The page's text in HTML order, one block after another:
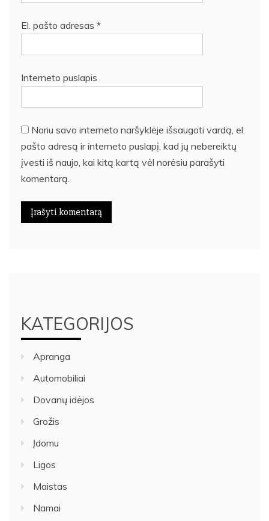
El. pašto adresas *
Interneto puslapis
Noriu savo interneto naršyklėje išsaugoti vardą, el.
pašto adresą ir interneto puslapį, kad jų nebereiktų
įvesti iš naujo, kai kitą kartą vėl norėsiu parašyti
komentarą.
KATEGORIJOS
Apranga
Automobiliai
Dovanų idėjos
Grožis
Įdomu
Ligos
Maistas
Namai